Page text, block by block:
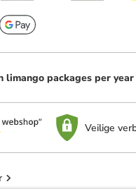
limango packages per year
Veilige